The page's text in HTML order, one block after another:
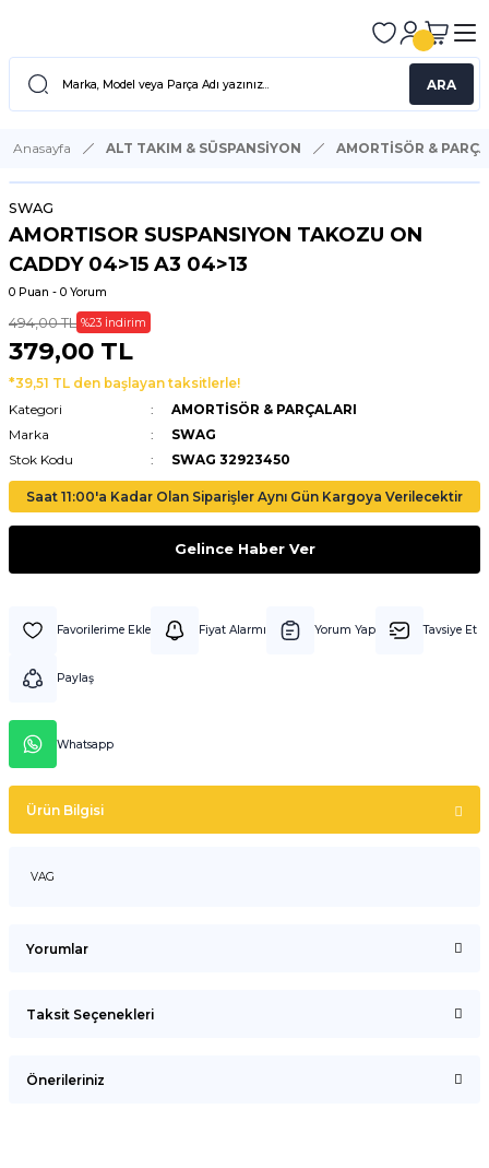
ARA
Anasayfa ALT TAKIM & SÜSPANSİYON AMORTİSÖR &
SWAG
AMORTISOR SUSPANSIYON TAKOZU ON
CADDY 04>15 A3 04>13
0 Puan - 0 Yorum
494,00 TL %23 İndirim
379,00 TL
*39,51 TL den başlayan taksitlerle!
Kategori
AMORTİSÖR & PARÇALARI
Marka
SWAG
Stok Kodu
SWAG 32923450
Saat 11:00'a Kadar Olan Siparişler Aynı Gün Kargoya Verilecektir
Gelince Haber Ver
Fiyat Alarmı Yorum Yap Tavsiye Et
Paylaş
Whatsapp
Ürün Bilgisi
VAG
Yorumlar
Taksit Seçenekleri
Önerileriniz